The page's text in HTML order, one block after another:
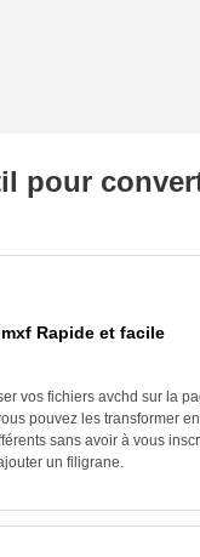
pour
Rapide et facile
vos fichiers avchd sur la
pouvez les transformer
sans avoir à vous
un filigrane.